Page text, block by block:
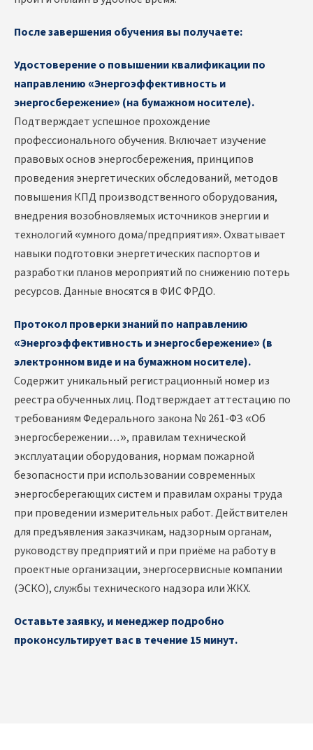
После завершения обучения вы получаете:
Удостоверение о повышении квалификации по
направлению «Энергоэффективность и
энергосбережение» (на бумажном носителе).
Подтверждает успешное прохождение
профессионального обучения. Включает изучение
правовых основ энергосбережения, принципов
проведения энергетических обследований, методов
повышения КПД производственного оборудования,
внедрения возобновляемых источников энергии и
технологий «умного дома/предприятия». Охватывает
навыки подготовки энергетических паспортов и
разработки планов мероприятий по снижению потерь
ресурсов. Данные вносятся в ФИС ФРДО.
Протокол проверки знаний по направлению
«Энергоэффективность и энергосбережение» (в
электронном виде и на бумажном носителе).
Содержит уникальный регистрационный номер из
реестра обученных лиц. Подтверждает аттестацию по
требованиям Федерального закона № 261-ФЗ «Об
энергосбережении…», правилам технической
эксплуатации оборудования, нормам пожарной
безопасности при использовании современных
энергосберегающих систем и правилам охраны труда
при проведении измерительных работ. Действителен
для предъявления заказчикам, надзорным органам,
руководству предприятий и при приёме на работу в
проектные организации, энергосервисные компании
(ЭСКО), службы технического надзора или ЖКХ.
Оставьте заявку, и менеджер подробно
проконсультирует вас в течение 15 минут.